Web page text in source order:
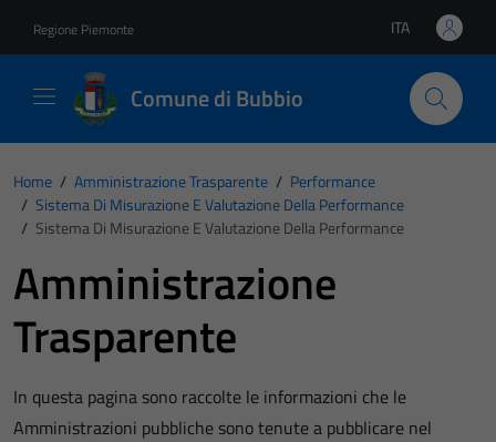
Regione Piemonte Lingua attiva:
ITA
Comune di Bubbio
Home / Amministrazione Trasparente / Performance
/ Sistema Di Misurazione E Valutazione Della Performance
/ Sistema Di Misurazione E Valutazione Della Performance
Amministrazione
Trasparente
In questa pagina sono raccolte le informazioni che le
Amministrazioni pubbliche sono tenute a pubblicare nel